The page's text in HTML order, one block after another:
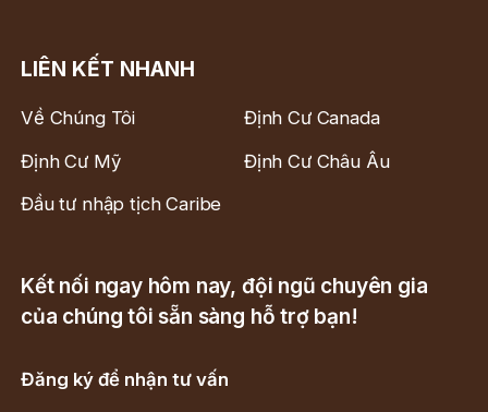
LIÊN KẾT NHANH
Về Chúng Tôi
Định Cư Canada
Định Cư Mỹ
Định Cư Châu Âu
Đầu tư nhập tịch Caribe
Kết nối ngay hôm nay, đội ngũ chuyên gia
của chúng tôi sẵn sàng hỗ trợ bạn!
Đăng ký để nhận tư vấn